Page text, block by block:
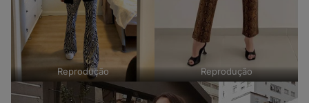
Reprodução Reprodução